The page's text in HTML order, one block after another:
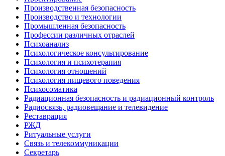
Производственная безопасность
Производство и технологии
Промышленная безопасность
Профессии различных отраслей
Психоанализ
Психологическое консультирование
Психология и психотерапия
Психология отношений
Психология пищевого поведения
Психосоматика
Радиационная безопасность и радиационный контроль
Радиосвязь, радиовещание и телевидение
Реставрация
РЖД
Ритуальные услуги
Связь и телекоммуникации
Секретарь